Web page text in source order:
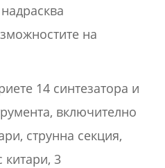
на
14 синтезатора и
включително
струнна секция,
китари, 3